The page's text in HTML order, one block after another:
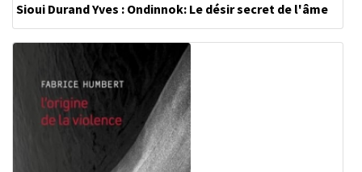
Sioui Durand Yves : Ondinnok: Le désir secret de l'âme